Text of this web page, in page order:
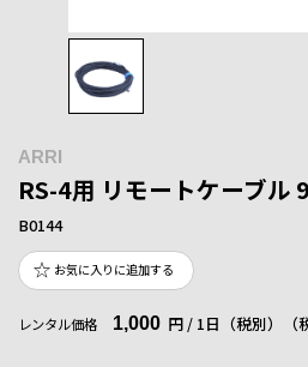
ARRI
RS-4用 リモートケーブル
B0144
お気に入りに追加する
レンタル価格 1,000 円 / 1日（税別）